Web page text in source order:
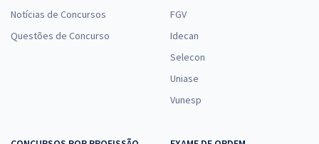
Notícias de Concursos
Questões de Concurso
FGV
Idecan
Selecon
Uniase
Vunesp